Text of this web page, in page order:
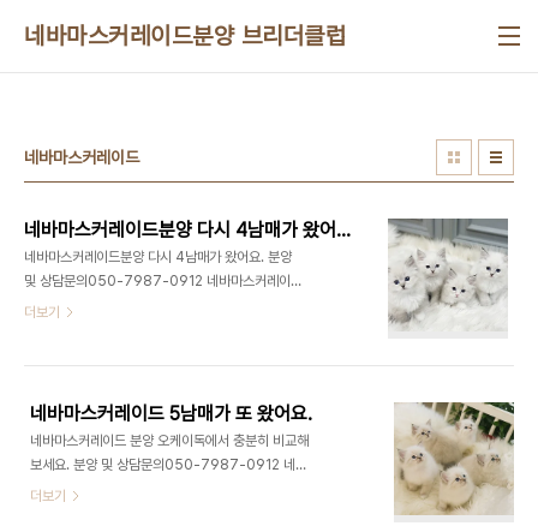
네바마스커레이드분양 브리더클럽
네바마스커레이드
네바마스커레이드분양 다시 4남매가 왔어요.
네바마스커레이드분양 다시 4남매가 왔어요. 분양
및 상담문의050-7987-0912 네바마스커레이드
분양 오케이독 정보를 찾는 분들은 대부분 네바마스
적으로 정리하는 것이 중요해요. 네바마스커레이드
는 랙돌 계열에서 파생된 품종으로 푸른 눈과 포인트
컬러, 그리고 얼굴의 마스크 패턴이 가장 큰 특징이에
요. 전체적으로 부드러운 인상을 주며 장모종이지만
털 결이 가벼운 편이라 시각적으로도 깔끔한 느낌을
더보기
네바마스커레이드 5남매가 또 왔어요.
네바마스커레이드 분양 오케이독에서 충분히 비교해
보세요. 분양 및 상담문의050-7987-0912 네바
마스커레이드분양 오케이독을 알아보는 분들은 대체
더보기